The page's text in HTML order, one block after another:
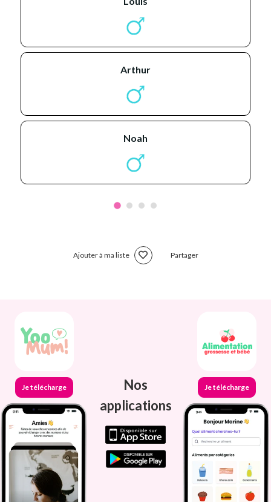
arthur
noah
Ajouter à ma liste Partager
Je télécharge
Nos
applications
Je télécharge